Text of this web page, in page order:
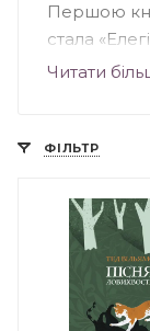
Першою
стала
Візитівкою
приділяє
твори
Тарас
Горак,
Читати
ФІЛЬТР